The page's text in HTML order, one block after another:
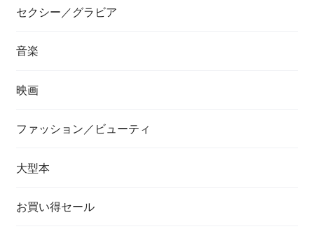
セクシー／グラビア
音楽
映画
ファッション／ビューティ
大型本
お買い得セール